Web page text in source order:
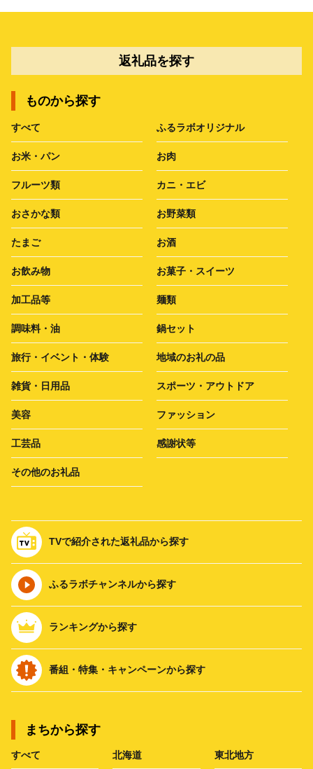
返礼品を探す
ものから探す
すべて ふるラボオリジナル
お米・パン お肉
フルーツ類 カニ・エビ
おさかな類 お野菜類
たまご お酒
お飲み物 お菓子・スイーツ
加工品等 麺類
調味料・油 鍋セット
旅行・イベント・体験 地域のお礼の品
雑貨・日用品 スポーツ・アウトドア
美容 ファッション
工芸品 感謝状等
その他のお礼品
TVで紹介された返礼品から探す
ふるラボチャンネルから探す
ランキングから探す
番組・特集・キャンペーンから探す
まちから探す
すべて 北海道 東北地方